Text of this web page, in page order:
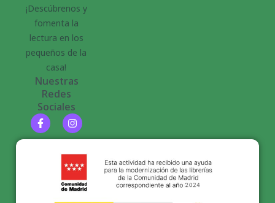
¡Descúbrenos y
fomenta la
lectura en los
pequeños de la
casa!
Nuestras
Redes
Sociales